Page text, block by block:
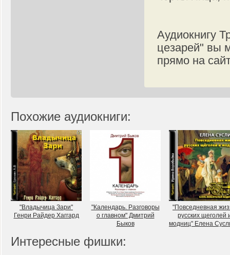
Аудиокнигу
цезарей" вы
прямо на
Похожие аудиокниги:
"Владычица Зари"
Генри Райдер Хаггард
"Календарь. Разговоры
о главном" Дмитрий
Быков
"Повседневная
русских щеголей
модниц" Елена
Интересные фишки: